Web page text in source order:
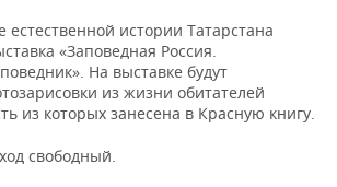
естественной истории Татарстана
«Заповедная Россия.
На выставке будут
из жизни обитателей
из которых занесена в Красную книгу.
свободный.